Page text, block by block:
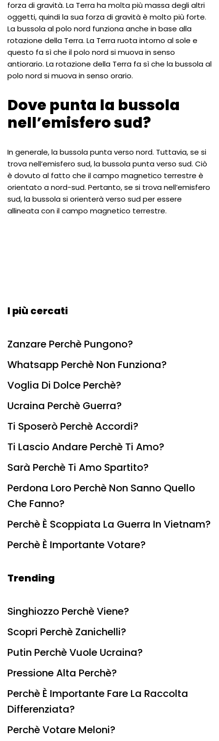
forza di gravità. La Terra ha molta più massa degli altri
oggetti, quindi la sua forza di gravità è molto più forte.
La bussola al polo nord funziona anche in base alla
rotazione della Terra. La Terra ruota intorno al sole e
questo fa sì che il polo nord si muova in senso
antiorario. La rotazione della Terra fa sì che la bussola al
polo nord si muova in senso orario.
Dove punta la bussola
nell’emisfero sud?
In generale, la bussola punta verso nord. Tuttavia, se si
trova nell’emisfero sud, la bussola punta verso sud. Ciò
è dovuto al fatto che il campo magnetico terrestre è
orientato a nord-sud. Pertanto, se si trova nell’emisfero
sud, la bussola si orienterà verso sud per essere
allineata con il campo magnetico terrestre.
I più cercati
Zanzare Perchè Pungono?
Whatsapp Perchè Non Funziona?
Voglia Di Dolce Perchè?
Ucraina Perchè Guerra?
Ti Sposerò Perchè Accordi?
Ti Lascio Andare Perchè Ti Amo?
Sarà Perchè Ti Amo Spartito?
Perdona Loro Perchè Non Sanno Quello
Che Fanno?
Perchè È Scoppiata La Guerra In Vietnam?
Perchè È Importante Votare?
Trending
Singhiozzo Perchè Viene?
Scopri Perchè Zanichelli?
Putin Perchè Vuole Ucraina?
Pressione Alta Perchè?
Perchè È Importante Fare La Raccolta
Differenziata?
Perchè Votare Meloni?